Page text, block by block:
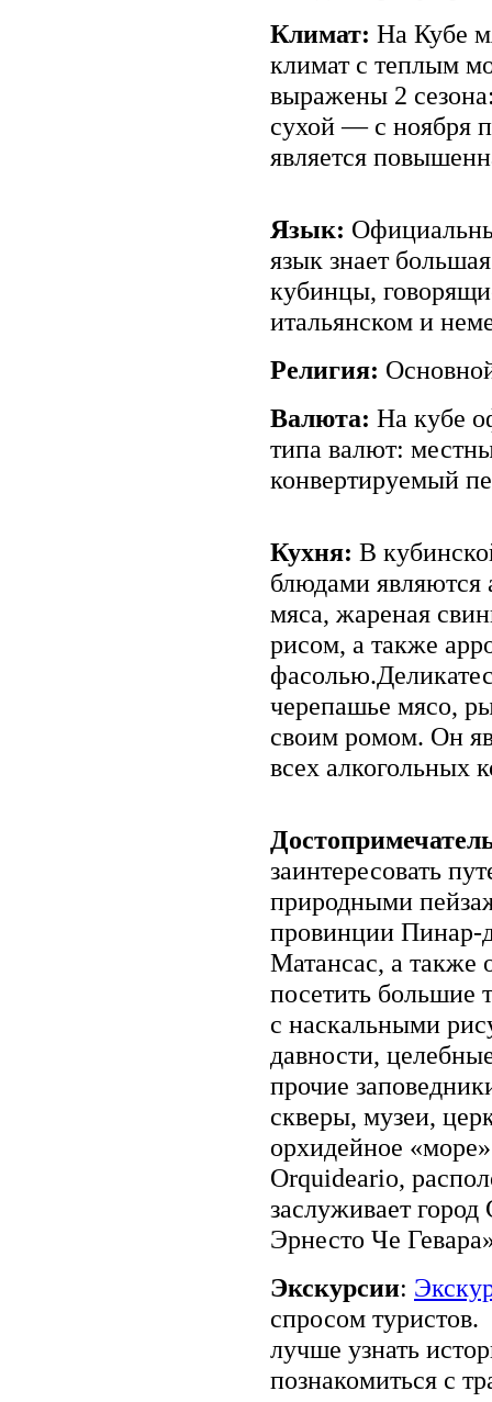
Климат: На Кубе
климат с теплым
выражены 2
сухой — с ноября
является
Язык:
язык знает
кубинцы,
итальянском и
Религия:
Валюта: На кубе
типа валют:
конвертируемый
Кухня: В
блюдами
мяса, жареная
рисом, а также
черепашье мясо,
своим ромом. Он
всех алкогольных
заинтересовать
природными
провинции Пинар-
Матансас, а также
посетить большие
с наскальными
давности,
прочие
скверы, музеи,
орхидейное
Orquideario,
заслуживает
Эрнесто Че
Экскурсии:
спросом
лучше узнать
познакомиться с